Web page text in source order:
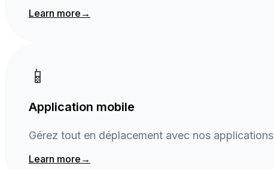
Learn more →
📱
Application mobile
Gérez tout en déplacement avec nos
Learn more →